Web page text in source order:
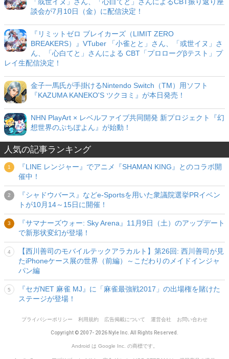
談会が7月10日（金）に配信決定！
『リミットゼロ ブレイカーズ（LIMIT ZERO
BREAKERS）』VTuber 「小雀とと」さん、「或世イヌ」さ
ん、「心白てと」さんによる CBT「プロローグβテスト」プ
レイ生配信決定！
金子一馬氏が手掛けるNintendo Switch（TM）用ソフト
『KAZUMA KANEKO'S ツクヨミ』が本日発売！
NHN PlayArt × レベルファイブ共同開発 新プロジェクト『幻
想世界のぷちぽよん』が始動！
人気の記事ランキング
『LINE レンジャー』でアニメ『SHAMAN KING』とのコラボ開
催中！
『シャドウバース』などe-Sportsを用いた衆議院選挙PRイベン
トが10月14～15日に開催！
『サマナーズウォー: Sky Arena』11月9日（土）のアップデート
で新形状変幻が登場！
【西川善司のモバイルテックアラカルト】第26回: 西川善司が見
たiPhoneケース展の世界（前編）～こだわりのメイドインジャ
パン編
『セガNET 麻雀 MJ』に「麻雀最強戦2017」の出場権を賭けた
ステージが登場！
プライバシーポリシー 利用規約 広告掲載について 運営会社 お問い合わせ
Copyright © 2007- 2026 Nyle Inc. All Rights Reserved.
Android は Google Inc. の商標です。